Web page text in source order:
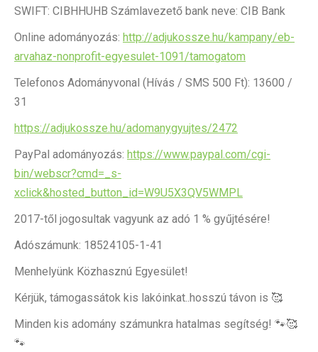
SWIFT: CIBHHUHB Számlavezető bank neve: CIB Bank
Online adományozás: http://adjukossze.hu/kampany/eb-
arvahaz-nonprofit-egyesulet-1091/tamogatom
Telefonos Adományvonal (Hívás / SMS 500 Ft): 13600 /
31
https://adjukossze.hu/adomanygyujtes/2472
PayPal adományozás: https://www.paypal.com/cgi-
bin/webscr?cmd=_s-
xclick&hosted_button_id=W9U5X3QV5WMPL
2017-től jogosultak vagyunk az adó 1 % gyűjtésére!
Adószámunk: 18524105-1-41
Menhelyünk Közhasznú Egyesület!
Kérjük, támogassátok kis lakóinkat..hosszú távon is 🥰
Minden kis adomány számunkra hatalmas segítség! 🐾🥰
🐾